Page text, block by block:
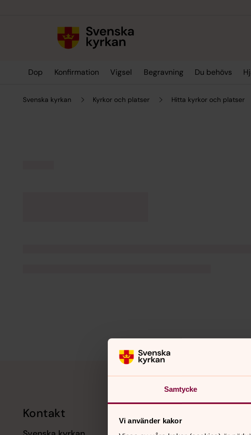
Samtycke
Vi använder kakor
Dop Konfirmation Vigsel Begravning Du behövs
Svenska kyrkan Kyrkor och platser Hitta kyrkor och platser
Kontakt